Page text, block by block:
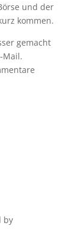
und der
kommen.
gemacht
Mail.
by